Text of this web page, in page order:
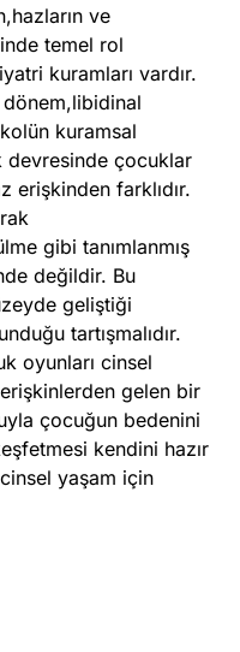
ve
temel rol
kuramları vardır.
kuramsal
devresinde çocuklar
erişkinden farklıdır.
gibi tanımlanmış
değildir. Bu
geliştiği
tartışmalıdır.
oyunları cinsel
gelen bir
çocuğun bedenini
kendini hazır
yaşam için